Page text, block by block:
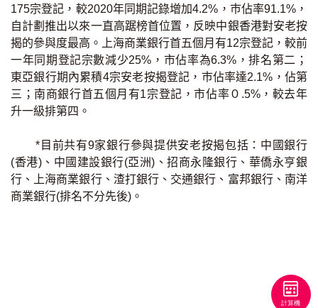
175宗登記，較2020年同期記錄增加4.2%，巿佔率91.1%，
自計劃推出以來一直高踞榜首位置，反映中銀香港對安老按
揭的參與度最高。上海商業銀行首五個月有12宗登記，較前
一年同期登記宗數減少25%，市佔率為6.3%，排名第二；
東亞銀行期內累積4宗安老按揭登記，巿佔率達2.1%，佔第
三；南商銀行首五個月有1宗登記，市佔率０.5%，較去年
升一級排第四。
*目前共有9家銀行參與提供安老按揭包括：中國銀行
(香港)、中國建設銀行(亞洲)、招商永隆銀行、華僑永亨銀
行、上海商業銀行、渣打銀行、交通銀行、富邦銀行、南洋
商業銀行(排名不分先後)。